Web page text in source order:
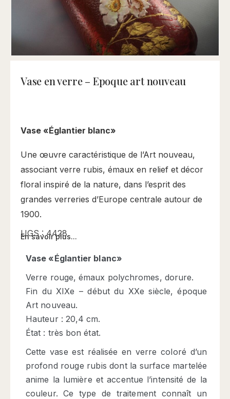
Vase en verre – Epoque art nouveau
Vase «Églantier blanc»
Une œuvre caractéristique de l’Art nouveau,
associant verre rubis, émaux en relief et décor
floral inspiré de la nature, dans l’esprit des
grandes verreries d’Europe centrale autour de
1900.
En savoir plus...
UGS :4428
Vase «Églantier blanc»
Verre rouge, émaux polychromes, dorure.
Fin du XIXe – début du XXe siècle, époque
Art nouveau.
Hauteur : 20,4 cm.
État : très bon état.
Cette vase est réalisée en verre coloré d’un
profond rouge rubis dont la surface martelée
anime la lumière et accentue l’intensité de la
couleur. Ce type de traitement connaît un